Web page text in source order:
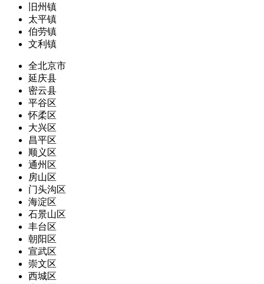
旧州镇
太平镇
伯劳镇
文利镇
全北京市
延庆县
密云县
平谷区
怀柔区
大兴区
昌平区
顺义区
通州区
房山区
门头沟区
海淀区
石景山区
丰台区
朝阳区
宣武区
崇文区
西城区